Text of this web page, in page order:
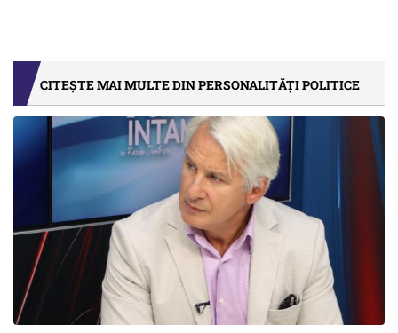
CITEȘTE MAI MULTE DIN PERSONALITĂȚI POLITICE